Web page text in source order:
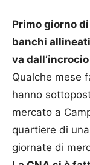
Primo giorno
banchi
va
Qualche mese
hanno
mercato a
quartiere di
giornate di